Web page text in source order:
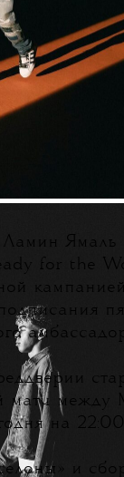
Ламин
for the
матч
на
и